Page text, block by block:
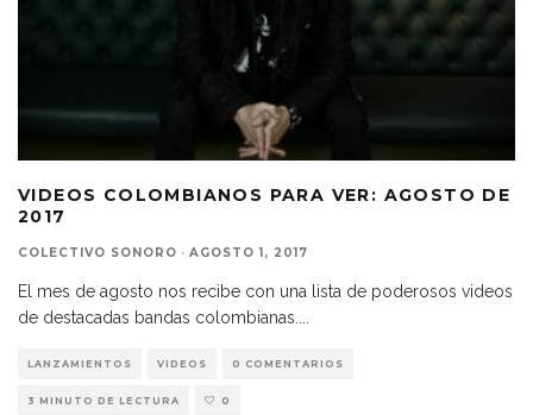
VIDEOS COLOMBIANOS PARA VER: AGOSTO DE
2017
COLECTIVO SONORO · AGOSTO 1, 2017
El mes de agosto nos recibe con una lista de poderosos videos
de destacadas bandas colombianas.
LANZAMIENTOS VIDEOS 0 COMENTARIOS
3 MINUTO DE LECTURA 0